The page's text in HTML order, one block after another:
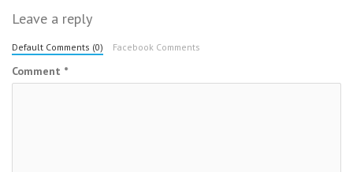
Leave a reply
Default Comments (0) Facebook Comments
Comment *